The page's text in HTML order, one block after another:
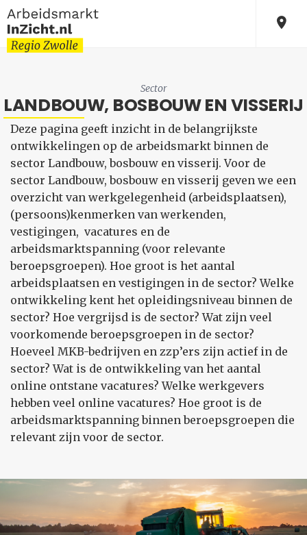
Sector
LANDBOUW, BOSBOUW EN VISSERIJ
Deze pagina geeft inzicht in de belangrijkste
ontwikkelingen op de arbeidsmarkt binnen de
sector Landbouw, bosbouw en visserij. Voor de
sector Landbouw, bosbouw en visserij geven we een
overzicht van werkgelegenheid (arbeidsplaatsen),
(persoons)kenmerken van werkenden,
vestigingen, vacatures en de
arbeidsmarktspanning (voor relevante
beroepsgroepen). Hoe groot is het aantal
arbeidsplaatsen en vestigingen in de sector? Welke
ontwikkeling kent het opleidingsniveau binnen de
sector? Hoe vergrijsd is de sector? Wat zijn veel
voorkomende beroepsgroepen in de sector?
Hoeveel MKB-bedrijven en zzp’ers zijn actief in de
sector? Wat is de ontwikkeling van het aantal
online ontstane vacatures? Welke werkgevers
hebben veel online vacatures? Hoe groot is de
arbeidsmarktspanning binnen beroepsgroepen die
relevant zijn voor de sector.